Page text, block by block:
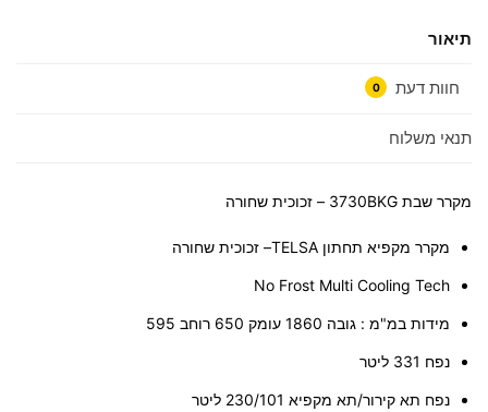
תיאור
חוות דעת 0
תנאי משלוח
מקרר שבת 3730BKG – זכוכית שחורה
מקרר מקפיא תחתון TELSA– זכוכית שחורה
No Frost Multi Cooling Tech
מידות במ"מ : גובה 1860 עומק 650 רוחב 595
נפח 331 ליטר
נפח תא קירור/תא מקפיא 230/101 ליטר